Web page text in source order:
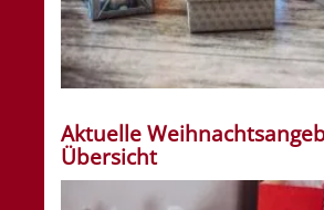
Aktuelle
Übersicht